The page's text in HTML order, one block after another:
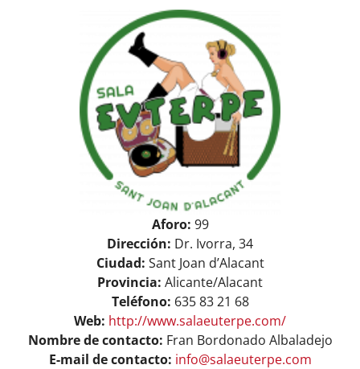
ASOCIARSE + INFO
View
Larger
Image
Aforo: 99
Dirección: Dr. Ivorra, 34
Ciudad: Sant Joan d’Alacant
Provincia: Alicante/Alacant
Teléfono: 635 83 21 68
Web: http://www.salaeuterpe.com/
Nombre de contacto: Fran Bordonado Albaladejo
E-mail de contacto: info@salaeuterpe.com